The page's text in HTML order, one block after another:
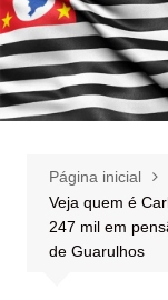
Página inicial
Veja quem é
247 mil em
de Guarulhos